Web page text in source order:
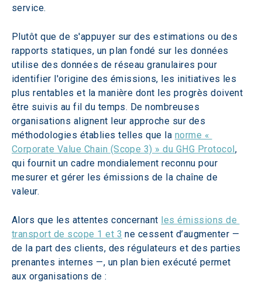
service.
Plutôt que de s'appuyer sur des estimations ou des
rapports statiques, un plan fondé sur les données
utilise des données de réseau granulaires pour
identifier l'origine des émissions, les initiatives les
plus rentables et la manière dont les progrès doivent
être suivis au fil du temps. De nombreuses
organisations alignent leur approche sur des
méthodologies établies telles que la norme «
Corporate Value Chain (Scope 3) » du GHG Protocol,
qui fournit un cadre mondialement reconnu pour
mesurer et gérer les émissions de la chaîne de
valeur.
Alors que les attentes concernant les émissions de
transport de scope 1 et 3 ne cessent d’augmenter —
de la part des clients, des régulateurs et des parties
prenantes internes —, un plan bien exécuté permet
aux organisations de :